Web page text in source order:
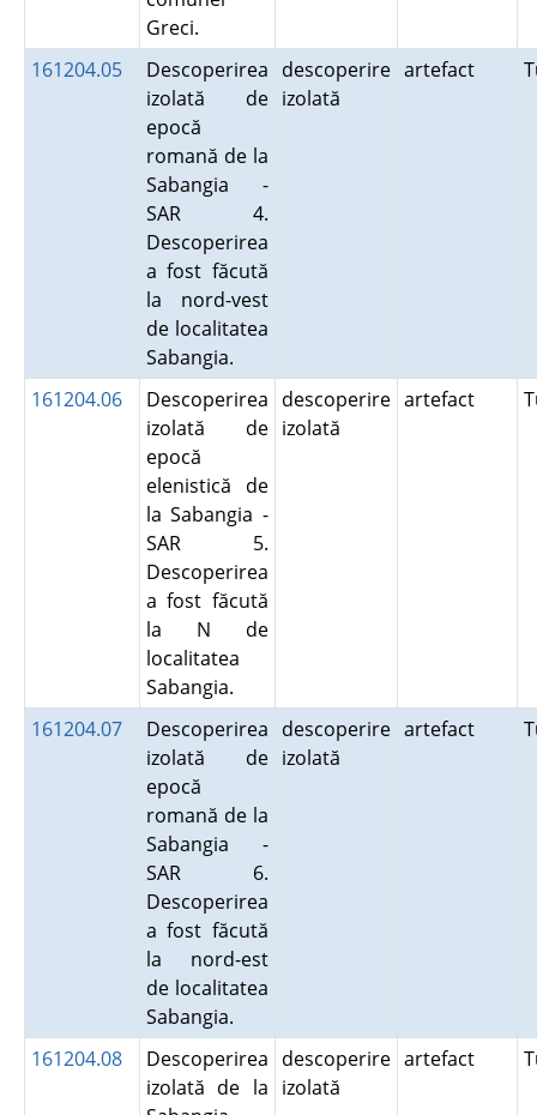
Greci.
161204.05
Descoperirea
izolată de
epocă
romană de la
Sabangia -
SAR 4.
Descoperirea
a fost făcută
la nord-vest
de localitatea
Sabangia.
descoperire
izolată
artefact
161204.06
Descoperirea
izolată de
epocă
elenistică de
la Sabangia -
SAR 5.
Descoperirea
a fost făcută
la N de
localitatea
Sabangia.
descoperire
izolată
artefact
161204.07
Descoperirea
izolată de
epocă
romană de la
Sabangia -
SAR 6.
Descoperirea
a fost făcută
la nord-est
de localitatea
Sabangia.
descoperire
izolată
artefact
161204.08
Descoperirea
izolată de la
descoperire
izolată
artefact